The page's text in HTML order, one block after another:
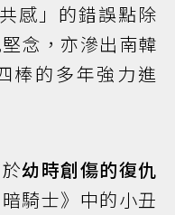
感」的錯誤點除
念，亦滲出南韓
棒的多年強力進
幼時創傷的復仇
騎士》中的小丑